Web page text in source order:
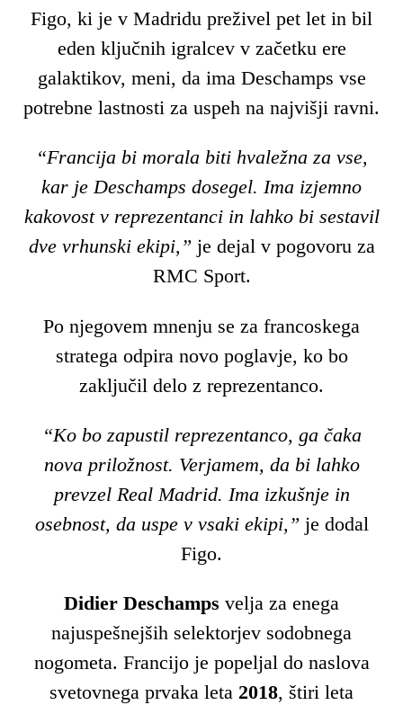
Figo, ki je v Madridu preživel pet let in bil
eden ključnih igralcev v začetku ere
galaktikov, meni, da ima Deschamps vse
potrebne lastnosti za uspeh na najvišji ravni.
“Francija bi morala biti hvaležna za vse,
kar je Deschamps dosegel. Ima izjemno
kakovost v reprezentanci in lahko bi sestavil
dve vrhunski ekipi,” je dejal v pogovoru za
RMC Sport.
Po njegovem mnenju se za francoskega
stratega odpira novo poglavje, ko bo
zaključil delo z reprezentanco.
“Ko bo zapustil reprezentanco, ga čaka
nova priložnost. Verjamem, da bi lahko
prevzel Real Madrid. Ima izkušnje in
osebnost, da uspe v vsaki ekipi,” je dodal
Figo.
Didier Deschamps velja za enega
najuspešnejših selektorjev sodobnega
nogometa. Francijo je popeljal do naslova
svetovnega prvaka leta 2018, štiri leta